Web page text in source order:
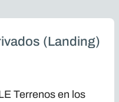
(Landing)
Terrenos en los